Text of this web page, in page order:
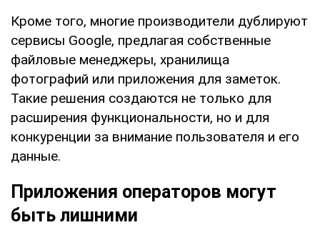
Кроме того, многие производители дублируют
сервисы Google, предлагая собственные
файловые менеджеры, хранилища
фотографий или приложения для заметок.
Такие решения создаются не только для
расширения функциональности, но и для
конкуренции за внимание пользователя и его
данные.
Приложения операторов могут
быть лишними